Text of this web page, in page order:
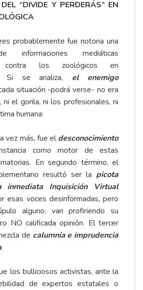
“DIVIDE Y PERDERÁS” EN
probablemente fue notoria una
informaciones mediáticas
contra los zoológicos en
Si se analiza, el enemigo
situación -podrá verse- no era
ni el gorila, ni los profesionales, ni
humana:
vez más, fue eldesconocimiento
como motor de estas
En segundo término, el
resultó ser la picota
Inquisición Virtual
esas voces desinformadas, pero
alguno, van profiriendo su
NO calificada opinión. El tercer
de calumnia e imprudencia
.
los bulliciosos activistas, ante la
de expertos estatales o